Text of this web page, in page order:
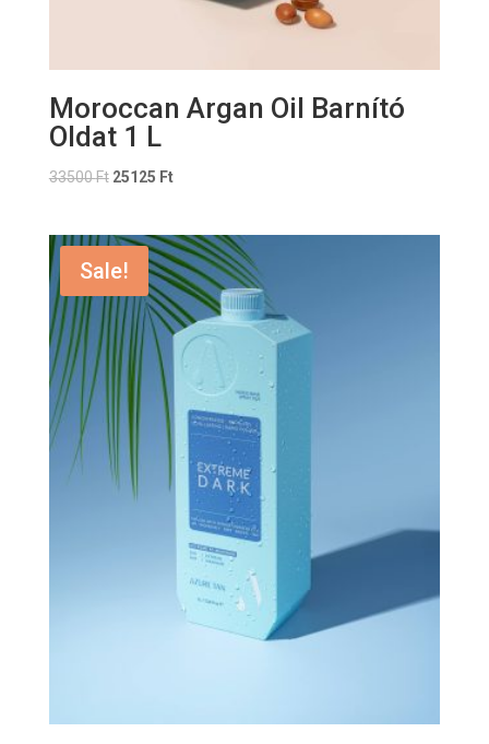
Moroccan Argan Oil Barnító
Oldat 1 L
33500Ft 25125 Ft
Sale!